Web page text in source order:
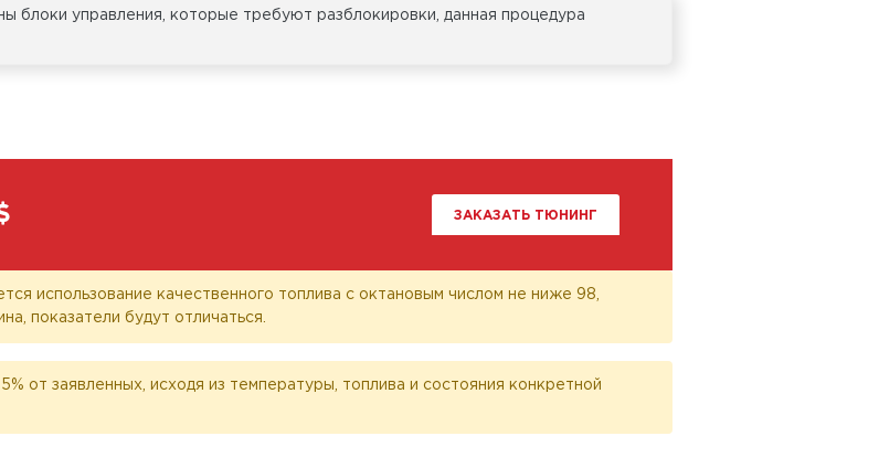
блоки управления, которые требуют разблокировки, данная процедура
ЗАКАЗАТЬ ТЮНИНГ
использование качественного топлива с октановым числом не ниже 98,
показатели будут отличаться.
от заявленных, исходя из температуры, топлива и состояния конкретной